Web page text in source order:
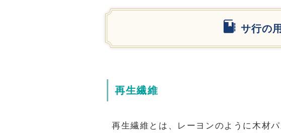
サ行の
再生繊維
再生繊維とは、レーヨンのように木材